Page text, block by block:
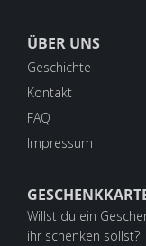
ÜBER UNS
Geschichte
Kontakt
FAQ
Impressum
Willst du ein
ihr schenken sollst?